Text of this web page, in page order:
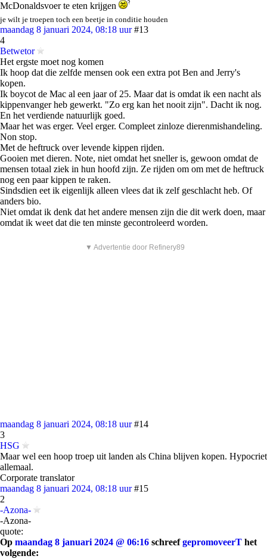
McDonaldsvoer te eten krijgen
je wilt je troepen toch een beetje in conditie houden
maandag 8 januari 2024, 08:18 uur #13
4
Betwetor
Het ergste moet nog komen
Ik hoop dat die zelfde mensen ook een extra pot Ben and Jerry's
kopen.
Ik boycot de Mac al een jaar of 25. Maar dat is omdat ik een nacht als
kippenvanger heb gewerkt. "Zo erg kan het nooit zijn". Dacht ik nog.
En het verdiende natuurlijk goed.
Maar het was erger. Veel erger. Compleet zinloze dierenmishandeling.
Non stop.
Met de heftruck over levende kippen rijden.
Gooien met dieren. Note, niet omdat het sneller is, gewoon omdat de
mensen totaal ziek in hun hoofd zijn. Ze rijden om om met de heftruck
nog een paar kippen te raken.
Sindsdien eet ik eigenlijk alleen vlees dat ik zelf geschlacht heb. Of
anders bio.
Niet omdat ik denk dat het andere mensen zijn die dit werk doen, maar
omdat ik weet dat die ten minste gecontroleerd worden.
▼ Advertentie door Refinery89
maandag 8 januari 2024, 08:18 uur #14
3
HSG
Maar wel een hoop troep uit landen als China blijven kopen. Hypocriet
allemaal.
Corporate translator
maandag 8 januari 2024, 08:18 uur #15
2
-Azona-
-Azona-
quote:
Op maandag 8 januari 2024 @ 06:16 schreefgepromoveerT het
volgende: